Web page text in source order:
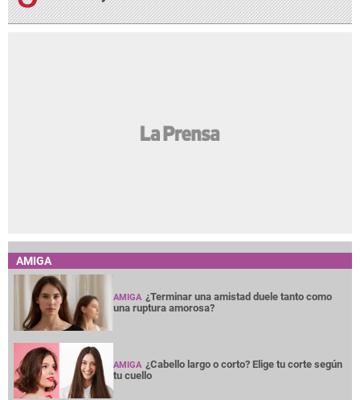
AMIGA
AMIGA ¿Terminar una amistad duele tanto como
una ruptura amorosa?
AMIGA ¿Cabello largo o corto? Elige tu corte según
tu cuello